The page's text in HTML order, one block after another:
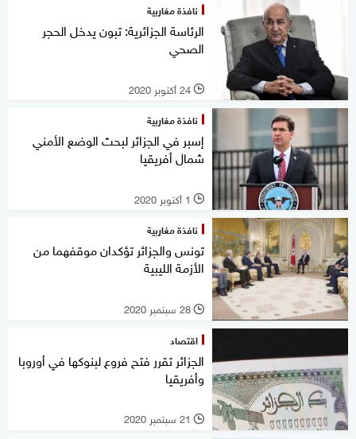
نافذة مغاربية
الرئاسة الجزائرية: تبون يدخل الحجر
الصحي
l 24 أكتوبر 2020
نافذة مغاربية
إسبر في الجزائر لبحث الوضع الأمني
شمال أفريقيا
l 1 أكتوبر 2020
نافذة مغاربية
تونس والجزائر تؤكدان موقفهما من
الأزمة الليبية
l 28 سبتمبر 2020
اقتصاد
الجزائر تقرر فتح فروع لبنوكها في أوروبا
وأفريقيا
l 21 سبتمبر 2020